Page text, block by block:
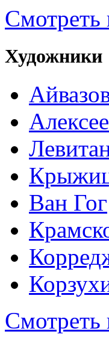
Смотреть
Художники
Ван Гог
Смотреть